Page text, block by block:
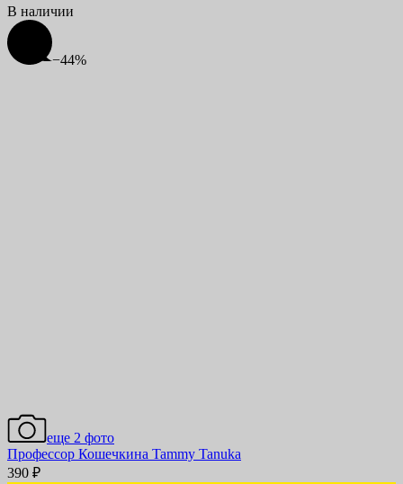
В наличии
−44%
еще 2 фото
Профессор Кошечкина Tammy Tanuka
390 ₽